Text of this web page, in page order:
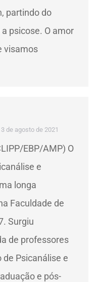
partindo do
psicose. O amor
visamos
3 de agosto de 2021
EBP/AMP) O
e
longa
Faculdade de
Surgiu
de professores
de Psicanálise e
e pós-